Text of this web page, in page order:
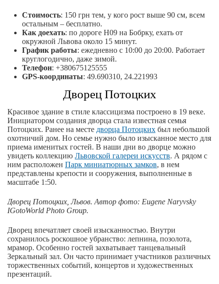
Стоимость: 150 грн тем, у кого рост выше 90 см, всем
остальным – бесплатно.
Как доехать: по дороге Н09 на Бобрку, ехать от
окружной Львова около 15 минут.
График работы: ежедневно с 10:00 до 20:00. Работает
круглогодично, даже зимой.
Телефон: +380675125555
GPS-координаты: 49.690310, 24.221993
Дворец Потоцких
Красивое здание в стиле классицизма построено в 19 веке.
Инициатором создания дворца стала известная семья
Потоцких. Ранее на месте дворца Потоцких был небольшой
охотничий дом. Но семье нужно было изысканное место для
приема именитых гостей. В наши дни во дворце можно
увидеть коллекцию Львовской галереи искусств. А рядом с
ним расположен Парк миниатюрных замков, в нем
представлены крепости и сооружения, выполненные в
масштабе 1:50.
Дворец Потоцких, Львов. Автор фото: Eugene Naryvsky
IGotoWorld Photo Group.
Дворец впечатляет своей изысканностью. Внутри
сохранилось роскошное убранство: лепнина, позолота,
мрамор. Особенно гостей захватывает танцевальный
Зеркальный зал. Он часто принимает участников различных
торжественных событий, концертов и художественных
презентаций.